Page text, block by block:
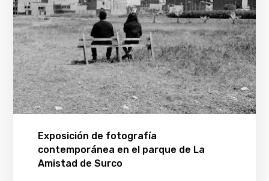
Exposición de fotografía
contemporánea en el parque de La
Amistad de Surco